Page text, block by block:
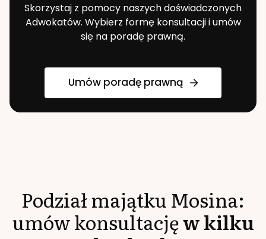
Skorzystaj z pomocy naszych doświadczonych
Adwokatów. Wybierz formę konsultacji i umów
się na poradę prawną.
Umów poradę prawną
Podział majątkuMosina:
umów konsultacjęw kilku